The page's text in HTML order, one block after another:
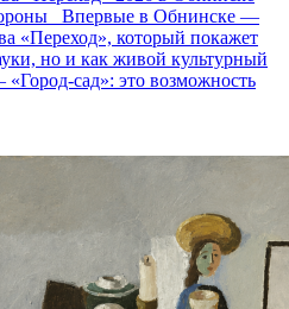
Впервые в Обнинске —
«Переход», который покажет
но и как живой культурный
это возможность